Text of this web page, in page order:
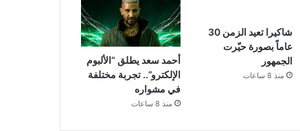
شاكيرا تعيد الزمن 30
عاماً بصورة حيّرت
الجمهور
منذ 8 ساعات
أحمد سعد يطلق “الألبوم
الإلكترو”.. تجربة مختلفة
في مشواره
منذ 8 ساعات